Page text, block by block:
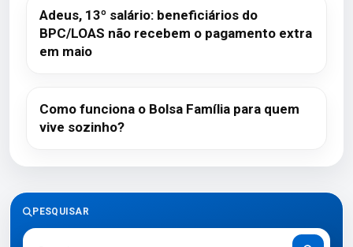
Adeus, 13º salário: beneficiários do
BPC/LOAS não recebem o pagamento extra
em maio
Como funciona o Bolsa Família para quem
vive sozinho?
PESQUISAR